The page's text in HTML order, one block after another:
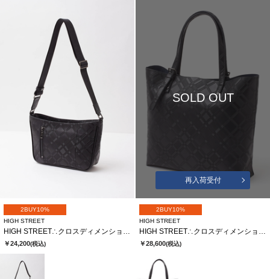
2BUY10%
HIGH STREET
HIGH STREET∴クロスディメンションカタオシショルダーバッグ
￥24,200(税込)
SOLD OUT
再入荷受付
2BUY10%
HIGH STREET
HIGH STREET∴クロスディメンションカタオシトートバッグ
￥28,600(税込)